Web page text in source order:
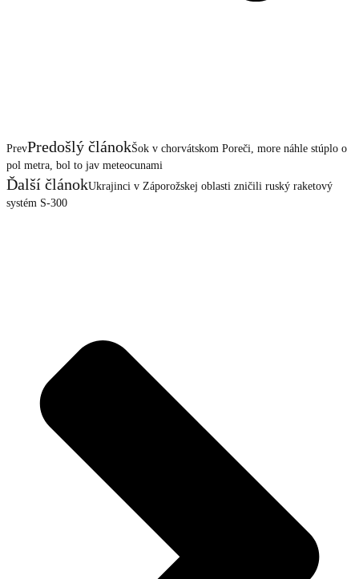
PrevPredošlý článokŠok v chorvátskom Poreči, more náhle stúplo o
pol metra, bol to jav meteocunami
Ďalší článokUkrajinci v Záporožskej oblasti zničili ruský raketový
systém S-300